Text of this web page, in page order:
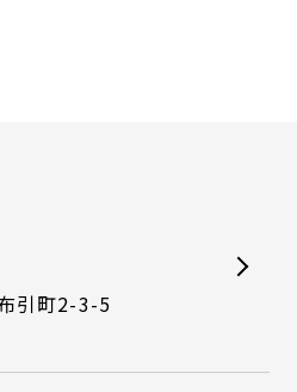
引町2-3-5